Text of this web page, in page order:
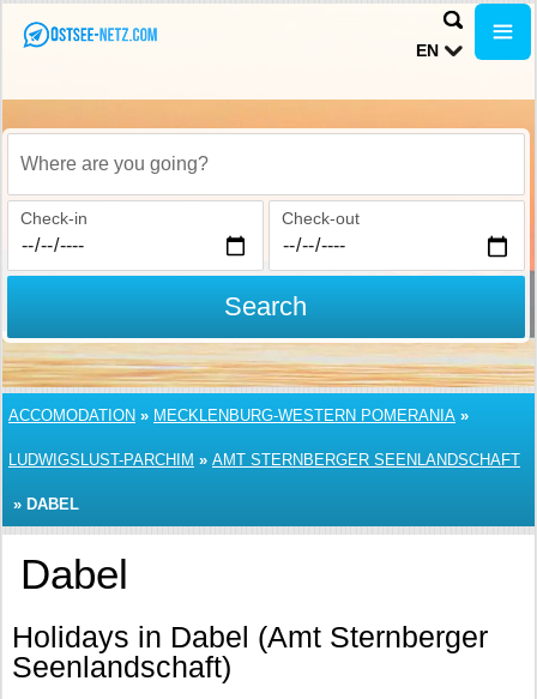
EN
Where are you going?
Check-in Check-out
Search
ACCOMODATION » MECKLENBURG-WESTERN POMERANIA »
LUDWIGSLUST-PARCHIM » AMT STERNBERGER SEENLANDSCHAFT
» DABEL
Dabel
Holidays in Dabel (Amt Sternberger
Seenlandschaft)